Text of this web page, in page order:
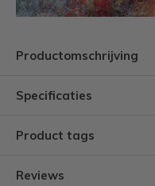
Productomschrijving
Specificaties
Product tags
Reviews